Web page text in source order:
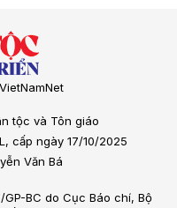
tộc và Tôn giáo
cấp ngày 17/10/2025
Văn Bá
BC do Cục Báo chí, Bộ